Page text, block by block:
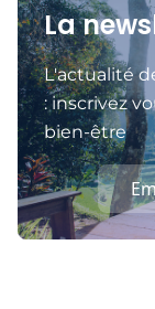
La
L'actualité
: inscrivez
bien-être